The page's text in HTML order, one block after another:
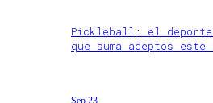
Pickleball: el
que suma adeptos
Sep 23